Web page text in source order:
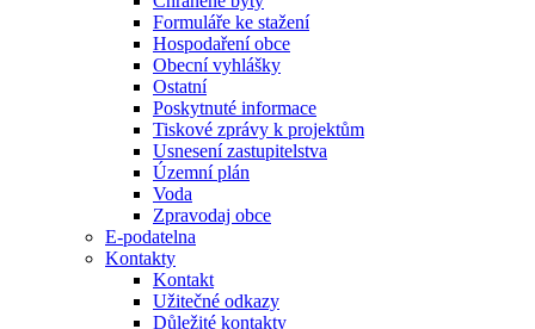
Formuláře ke stažení
Hospodaření obce
Obecní vyhlášky
Ostatní
Poskytnuté informace
Tiskové zprávy k projektům
Usnesení zastupitelstva
Územní plán
Voda
Zpravodaj obce
E-podatelna
Kontakty
Kontakt
Užitečné odkazy
Důležité kontakty